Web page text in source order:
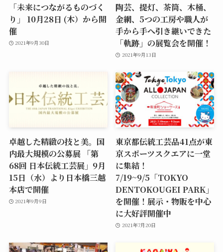
「未来につながるものづく
り」 10月28日 (木）から開
催
2021年9月30日
陶芸、提灯、茶筒、木桶、
金網、5つの工房や職人が
手から手へ引き継いできた
「軌跡」の展覧会を開催！
2021年9月13日
卓越した精緻の技と美。国
内最大規模の公募展 「第
68回 日本伝統工芸展」9月
15日（水）より日本橋三越
本店で開催
2021年9月9日
東京都伝統工芸品41点が東
京スポーツスクエアに一堂
に集結！
7/19~9/5「TOKYO
DENTOKOUGEI PARK」
を開催！展示・物販を中心
に大好評開催中
2021年7月20日